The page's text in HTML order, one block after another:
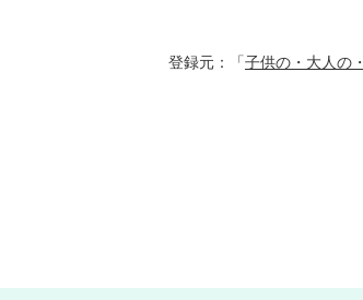
登録元：「子供の・大人の